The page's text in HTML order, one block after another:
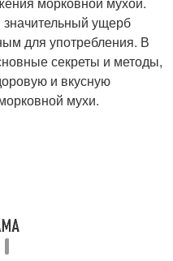
ущерб
для употребления. В
секреты и методы,
и вкусную
мухи.